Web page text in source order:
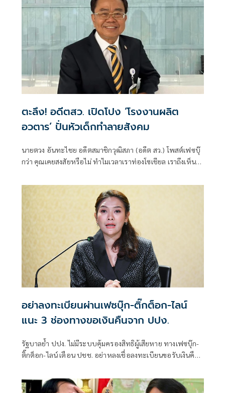
ตะลึง! อดีตสว. เปิดโปง ‘โรงงานผลิต
อวตาร’ ปั่นหัวเด็กทำลายสังคม
นายตวง อันทะไชย อดีตสมาชิกวุฒิสภา (อดีต สว.) โพสต์เฟซบุ๊
กว่า คุณเคยสงสัยหรือไม่ ทำไมเวลาเราท่องโซเชียล เราถึงเห็น
ด้วยสีเดียว... วันนี้ผมขออาสาพาคุณไปดูหลังบ้านของสิ่งที่เรียกว่
อย่าลงทะเบียนผ่านเฟซบุ๊ก-ติ๊กต็อก-ไลน์
แนะ 3 ช่องทางขอเงินคืนจาก ปปง.
รัฐบาลย้ำ ปปง. ไม่มีระบบคุ้มครองสิทธิผู้เสียหาย ทางเฟซบุ๊ก-
ติ๊กต็อก-ไลน์ เตือน ปชช. อย่าหลงเชื่อลงทะเบียนขอรับเงินคืน